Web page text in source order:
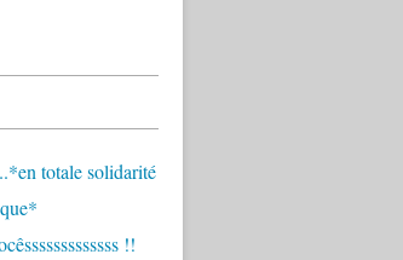
totale solidarité
!!